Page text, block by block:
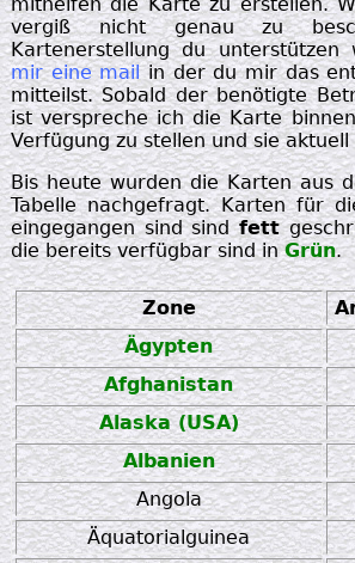
mithelfen die Karte zu erstellen.
vergiß nicht genau zu
Kartenerstellung du
mir eine mailin der du mir das
mitteilst. Sobald der benötigte
ist verspreche ich die Karte
Verfügung zu stellen und sie
Bis heute wurden die Karten aus
Tabelle nachgefragt. Karten für
eingegangen sind sindfett
die bereits verfügbar sind inGrün.
Zone
Ägypten
Afghanistan
Alaska (USA)
Albanien
Angola
Äquatorialguinea